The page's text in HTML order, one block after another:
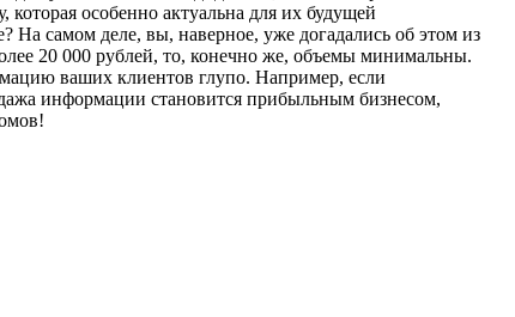
особенно актуальна для их будущей
На самом деле, вы, наверное, уже догадались об этом из
20 000 рублей, то, конечно же, объемы минимальны.
ваших клиентов глупо. Например, если
информации становится прибыльным бизнесом,